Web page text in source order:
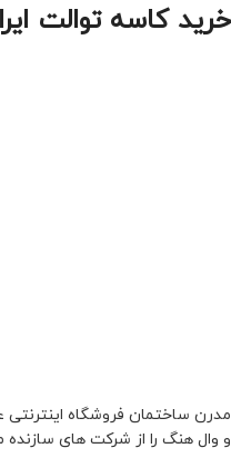
خرید کاسه توالت
مدرن ساختمان فروشگاه
و وال هنگ را از شرکت های